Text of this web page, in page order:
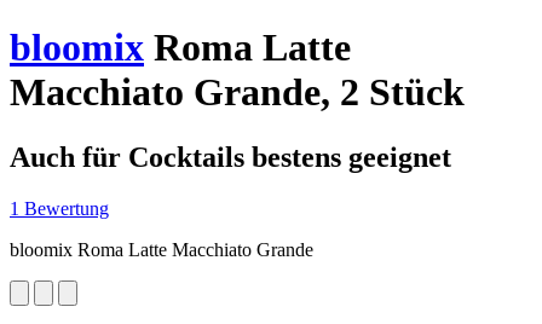
bloomix Roma Latte
Macchiato Grande, 2 Stück
Auch für Cocktails bestens geeignet
1 Bewertung
bloomix Roma Latte Macchiato Grande